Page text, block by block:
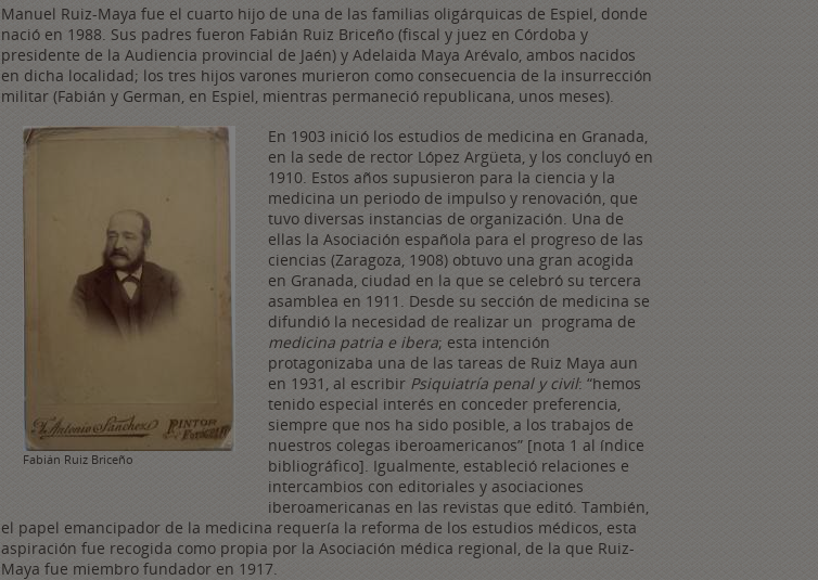
Manuel Ruiz-Maya fue el cuarto hijo de una de las familias oligárquicas de Espiel, donde
nació en 1988. Sus padres fueron Fabián Ruiz Briceño (fiscal y juez en Córdoba y
presidente de la Audiencia provincial de Jaén) y Adelaida Maya Arévalo, ambos nacidos
en dicha localidad; los tres hijos varones murieron como consecuencia de la insurrección
militar (Fabián y German, en Espiel, mientras permaneció republicana, unos meses).
Fabián Ruiz Briceño
En 1903 inició los estudios de medicina en Granada,
en la sede de rector López Argüeta, y los concluyó en
1910. Estos años supusieron para la ciencia y la
medicina un periodo de impulso y renovación, que
tuvo diversas instancias de organización. Una de
ellas la Asociación española para el progreso de las
ciencias (Zaragoza, 1908) obtuvo una gran acogida
en Granada, ciudad en la que se celebró su tercera
asamblea en 1911. Desde su sección de medicina se
difundió la necesidad de realizar un programa de
medicina patria e ibera; esta intención
protagonizaba una de las tareas de Ruiz Maya aun
en 1931, al escribir Psiquiatría penal y civil: “hemos
tenido especial interés en conceder preferencia,
siempre que nos ha sido posible, a los trabajos de
nuestros colegas iberoamericanos” [nota 1 al índice
bibliográfico]. Igualmente, estableció relaciones e
intercambios con editoriales y asociaciones
iberoamericanas en las revistas que editó. También,
el papel emancipador de la medicina requería la reforma de los estudios médicos, esta
aspiración fue recogida como propia por la Asociación médica regional, de la que Ruiz-
Maya fue miembro fundador en 1917.